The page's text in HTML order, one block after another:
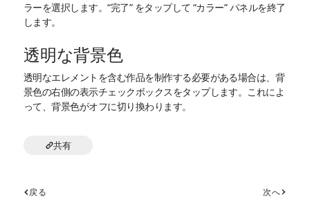
ラーを選択します。“完了” をタップして “カラー” パネルを終了
します。
透明な背景色
透明なエレメントを含む作品を制作する必要がある場合は、背
景色の右側の表示チェックボックスをタップします。これによ
って、背景色がオフに切り換わります。
共有
戻る 次へ